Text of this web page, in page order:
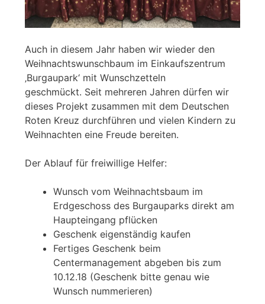
Auch in diesem Jahr haben wir wieder den
Weihnachtswunschbaum im Einkaufszentrum
‚Burgaupark‘ mit Wunschzetteln
geschmückt. Seit mehreren Jahren dürfen wir
dieses Projekt zusammen mit dem Deutschen
Roten Kreuz durchführen und vielen Kindern zu
Weihnachten eine Freude bereiten.
Der Ablauf für freiwillige Helfer:
Wunsch vom Weihnachtsbaum im
Erdgeschoss des Burgauparks direkt am
Haupteingang pflücken
Geschenk eigenständig kaufen
Fertiges Geschenk beim
Centermanagement abgeben bis zum
10.12.18 (Geschenk bitte genau wie
Wunsch nummerieren)